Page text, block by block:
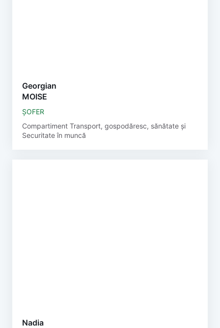
Georgian
MOISE
ȘOFER
Compartiment Transport, gospodăresc, sănătate și
Securitate în muncă
Nadia